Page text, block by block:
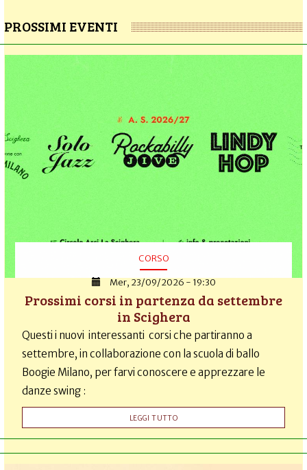
PROSSIMI EVENTI
CORSO
Mer, 23/09/2026 - 19:30
Prossimi corsi in partenza da settembre
in Scighera
Questi i nuovi interessanti corsi che partiranno a
settembre, in collaborazione con la scuola di ballo
Boogie Milano, per farvi conoscere e apprezzare le
danze swing :
LEGGI TUTTO